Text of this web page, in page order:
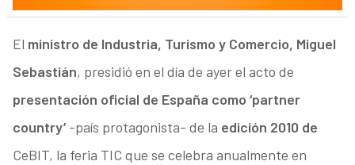
El ministro de Industria, Turismo y Comercio, Miguel
Sebastián, presidió en el día de ayer el acto de
presentación oficial de España como ‘partner
country’-país protagonista- de la edición 2010 de
CeBIT, la feria TIC que se celebra anualmente en